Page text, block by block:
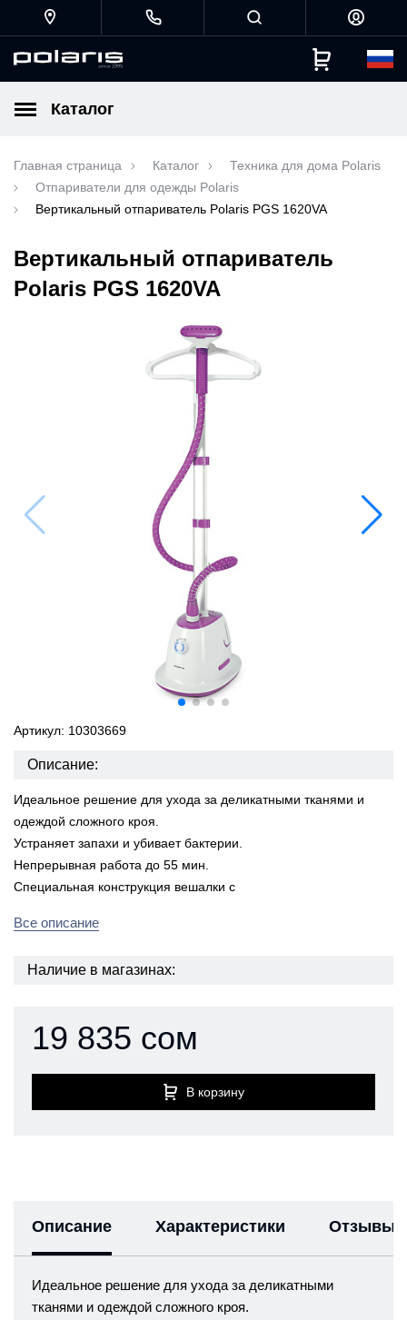
Каталог
Главная страница Каталог
Техника для дома Polaris
Отпариватели для одежды Polaris
Вертикальный отпариватель Polaris PGS 1620VA
Вертикальный отпариватель
Polaris PGS 1620VA
Артикул: 10303669
Описание:
Идеальное решение для ухода за деликатными тканями и
одеждой сложного кроя.
Устраняет запахи и убивает бактерии.
Непрерывная работа до 55 мин.
Специальная конструкция вешалки с
Все описание
Наличие в магазинах:
19 835 сом
В корзину
Описание Характеристики Отзывы
Идеальное решение для ухода за деликатными
тканями и одеждой сложного кроя.